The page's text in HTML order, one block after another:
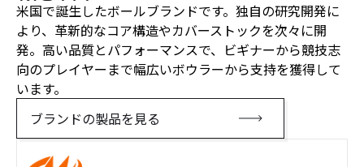
米国で誕生したボールブランドです。独自の研究開発に
より、革新的なコア構造やカバーストックを次々に開
発。高い品質とパフォーマンスで、ビギナーから競技志
向のプレイヤーまで幅広いボウラーから支持を獲得して
います。
ブランドの製品を見る